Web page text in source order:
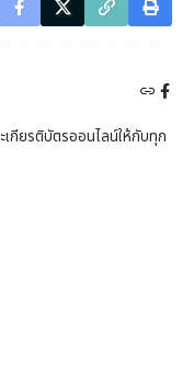
กียรติบัตรออนไลน์ให้กับทุก